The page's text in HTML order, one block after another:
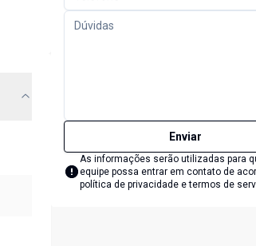
Enviar
As informações serão utilizadas para
equipe possa entrar em contato de
política de privacidade e termos de